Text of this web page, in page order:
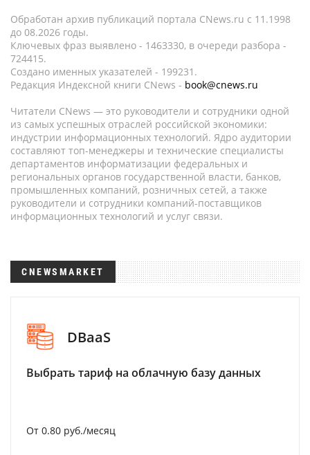
Обработан архив публикаций портала CNews.ru c 11.1998
до 08.2026 годы.
Ключевых фраз выявлено - 1463330, в очереди разбора -
724415.
Создано именных указателей - 199231.
Редакция Индексной книги CNews - book@cnews.ru
Читатели CNews — это руководители и сотрудники одной
из самых успешных отраслей российской экономики:
индустрии информационных технологий. Ядро аудитории
составляют топ-менеджеры и технические специалисты
департаментов информатизации федеральных и
региональных органов государственной власти, банков,
промышленных компаний, розничных сетей, а также
руководители и сотрудники компаний-поставщиков
информационных технологий и услуг связи.
CNEWSMARKET
DBaaS
Выбрать тариф на облачную базу данных
От 0.80 руб./месяц